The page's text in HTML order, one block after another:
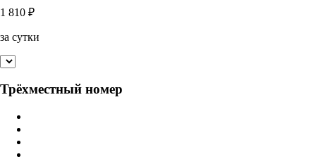
1 810 ₽
за сутки
Трёхместный номер